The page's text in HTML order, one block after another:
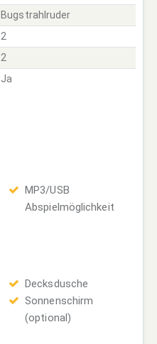
Bugstrahlruder
2
2
Ja
MP3/USB
Abspielmöglichkeit
Decksdusche
Sonnenschirm
(optional)